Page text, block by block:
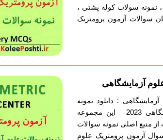
، نمونه سولات کوله پشتی ،
سوالات آزمون پرومتریک
آزمایشگاهی
: دانلود نمونه
سوالات پکیج آزمون پرومتریک علوم آزمایشگاهی 2023 این مجموعه
منبع اصلی نمونه سوالات
شده است. * 1900 نمونه سوال آزمون پرومتریک علوم